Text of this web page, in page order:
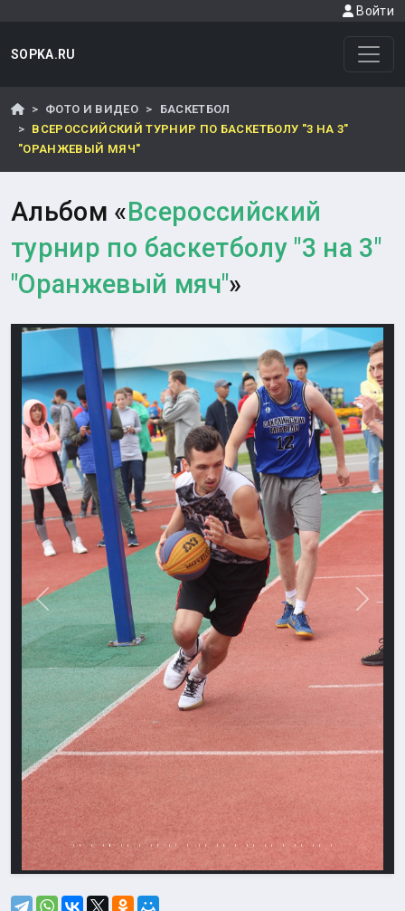
Войти
SOPKA.RU
ФОТО И ВИДЕО
БАСКЕТБОЛ
ВСЕРОССИЙСКИЙ ТУРНИР ПО БАСКЕТБОЛУ "3 НА 3"
"ОРАНЖЕВЫЙ МЯЧ"
Альбом «Всероссийский
турнир по баскетболу "3 на 3"
"Оранжевый мяч"»
Назад